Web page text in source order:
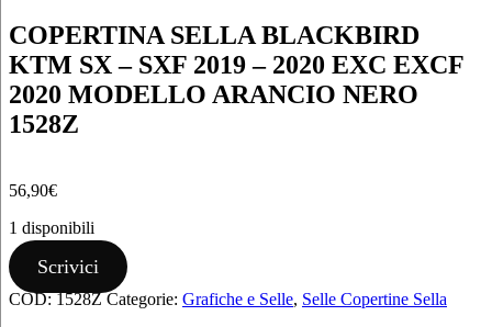
COPERTINA SELLA BLACKBIRD
KTM SX – SXF 2019 – 2020 EXC EXCF
2020 MODELLO ARANCIO NERO
1528Z
56,90€
1 disponibili
COPERTINA
SELLA
BLACKBIRD
Scrivici
COD:1528Z Categorie: Grafiche e Selle, Selle Copertine Sella